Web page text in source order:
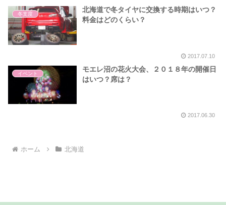
冬支度
北海道で冬タイヤに交換する時期はいつ？
料金はどのくらい？
2017.07.10
イベント
モエレ沼の花火大会、２０１８年の開催日
はいつ？席は？
2017.06.30
ホーム 北海道